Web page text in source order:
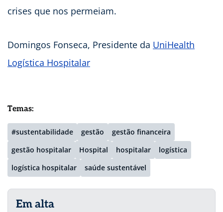
crises que nos permeiam.
Domingos Fonseca, Presidente da UniHealth
Logística Hospitalar
Temas:
#sustentabilidade gestão
gestão financeira
gestão hospitalar
Hospital hospitalar
logística
logística hospitalar
saúde sustentável
Em alta